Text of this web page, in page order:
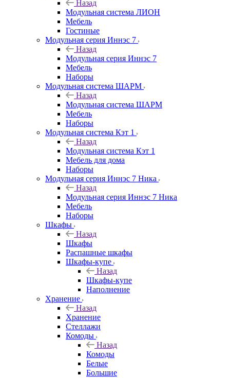
Назад
Модульная система ЛИОН
Мебель
Гостиные
Модульная серия Иннэс 7
Назад
Модульная серия Иннэс 7
Мебель
Наборы
Модульная система ШАРМ
Назад
Модульная система ШАРМ
Мебель
Наборы
Модульная система Кэт 1
Назад
Модульная система Кэт 1
Мебель для дома
Наборы
Модульная серия Иннэс 7 Ника
Назад
Модульная серия Иннэс 7 Ника
Мебель
Наборы
Шкафы
Назад
Шкафы
Распашные шкафы
Шкафы-купе
Назад
Шкафы-купе
Наполнение
Хранение
Назад
Хранение
Стеллажи
Комоды
Назад
Комоды
Белые
Большие